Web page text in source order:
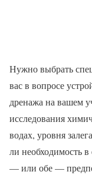
Нужно выбрать
вас в вопросе
дренажа на вашем
исследования
водах, уровня
ли необходимость в
— или обе —